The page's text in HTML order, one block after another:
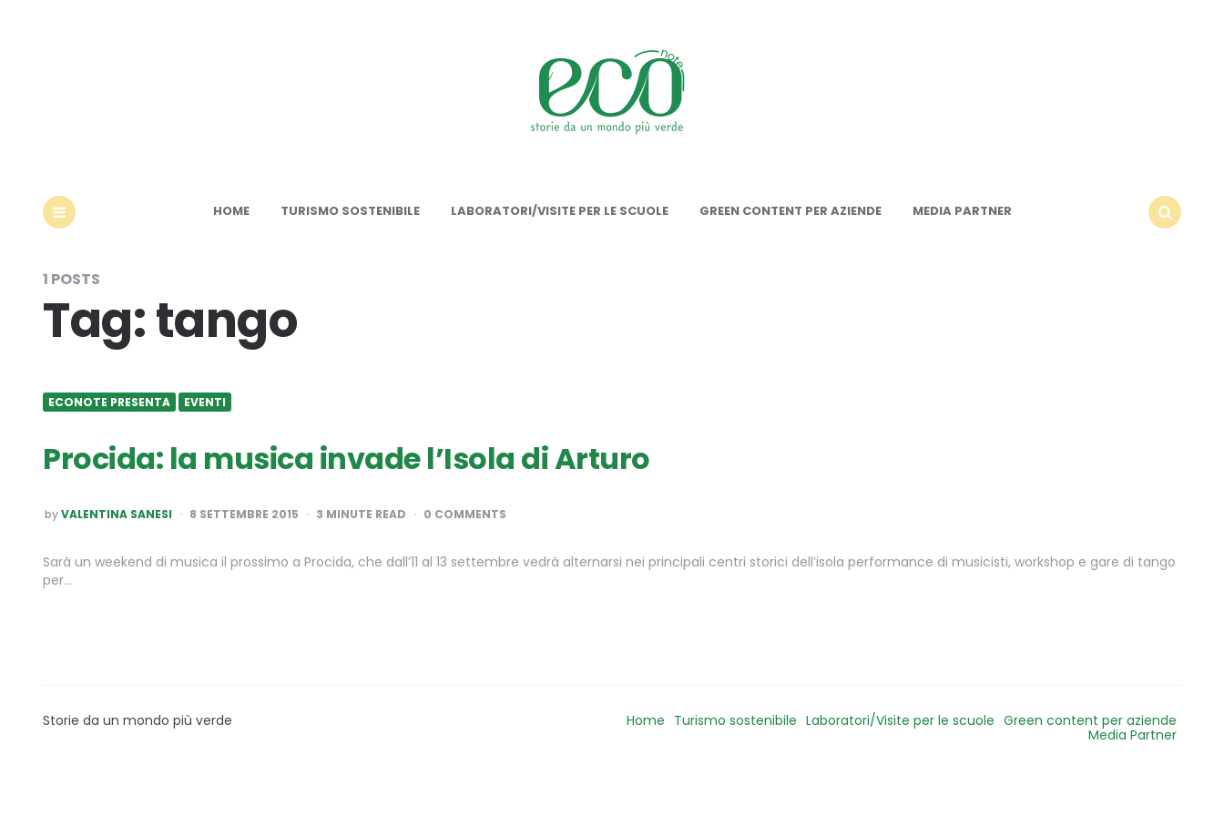
HOME TURISMO SOSTENIBILE LABORATORI/VISITE PER LE SCUOLE GREEN CONTENT PER AZIENDE
MEDIA PARTNER
1 POSTS
Tag:tango
ECONOTE PRESENTA EVENTI
Procida: la musica invade l’Isola di Arturo
POSTED
BY
byVALENTINA SANESI 8 SETTEMBRE 2015 3 MINUTE READ 0 COMMENTS
Sarà un weekend di musica il prossimo a Procida, che dall’11 al 13 settembre vedrà alternarsi nei principali centri storici dell’isola performance di musicisti, workshop e gare di tango
per…
Storie da un mondo più verde Home Turismo sostenibile Laboratori/Visite per le scuole Green content per aziende
Media Partner